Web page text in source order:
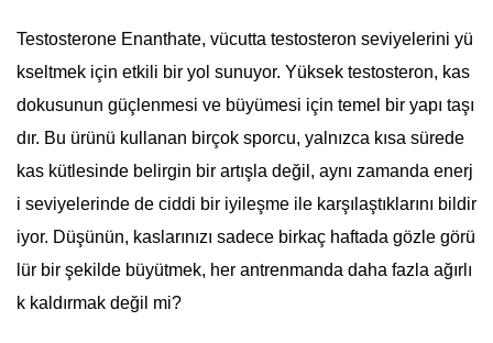
Testosterone Enanthate, vücutta testosteron seviyelerini yü
kseltmek için etkili bir yol sunuyor. Yüksek testosteron, kas
dokusunun güçlenmesi ve büyümesi için temel bir yapı taşı
dır. Bu ürünü kullanan birçok sporcu, yalnızca kısa sürede
kas kütlesinde belirgin bir artışla değil, aynı zamanda enerj
i seviyelerinde de ciddi bir iyileşme ile karşılaştıklarını bildir
iyor. Düşünün, kaslarınızı sadece birkaç haftada gözle görü
lür bir şekilde büyütmek, her antrenmanda daha fazla ağırlı
k kaldırmak değil mi?